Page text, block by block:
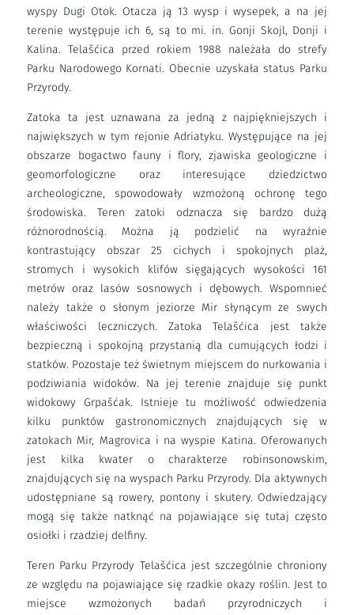
wyspy Dugi Otok. Otacza ją 13 wysp i wysepek, a na jej
terenie występuje ich 6, są to mi. in. Gonji Skojl, Donji i
Kalina. Telašćica przed rokiem 1988 należała do strefy
Parku Narodowego Kornati. Obecnie uzyskała status Parku
Przyrody.
Zatoka ta jest uznawana za jedną z najpiękniejszych i
największych w tym rejonie Adriatyku. Występujące na jej
obszarze bogactwo fauny i flory, zjawiska geologiczne i
geomorfologiczne oraz interesujące dziedzictwo
archeologiczne, spowodowały wzmożoną ochronę tego
środowiska. Teren zatoki odznacza się bardzo dużą
różnorodnością. Można ją podzielić na wyraźnie
kontrastujący obszar 25 cichych i spokojnych plaż,
stromych i wysokich klifów sięgających wysokości 161
metrów oraz lasów sosnowych i dębowych. Wspomnieć
należy także o słonym jeziorze Mir słynącym ze swych
właściwości leczniczych. Zatoka Telašćica jest także
bezpieczną i spokojną przystanią dla cumujących łodzi i
statków. Pozostaje też świetnym miejscem do nurkowania i
podziwiania widoków. Na jej terenie znajduje się punkt
widokowy Grpašćak. Istnieje tu możliwość odwiedzenia
kilku punktów gastronomicznych znajdujących się w
zatokach Mir, Magrovica i na wyspie Katina. Oferowanych
jest kilka kwater o charakterze robinsonowskim,
znajdujących się na wyspach Parku Przyrody. Dla aktywnych
udostępniane są rowery, pontony i skutery. Odwiedzający
mogą się także natknąć na pojawiające się tutaj często
osiołki i rzadziej delfiny.
Teren Parku Przyrody Telašćica jest szczególnie chroniony
ze względu na pojawiające się rzadkie okazy roślin. Jest to
miejsce wzmożonych badań przyrodniczych i